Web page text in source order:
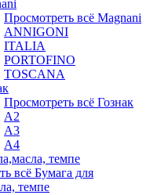
Просмотреть всё Magnani
ANNIGONI
ITALIA
PORTOFINO
TOSCANA
Просмотреть всё Гознак
А2
А3
А4
темпе
всё Бумага для
темпе